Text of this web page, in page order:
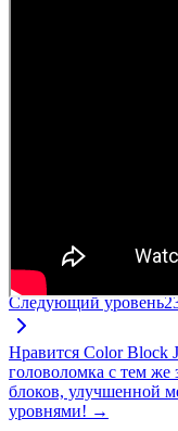
Следующий уровень
Нравится Color Block
головоломка с тем
блоков, улучшенной
уровнями! →